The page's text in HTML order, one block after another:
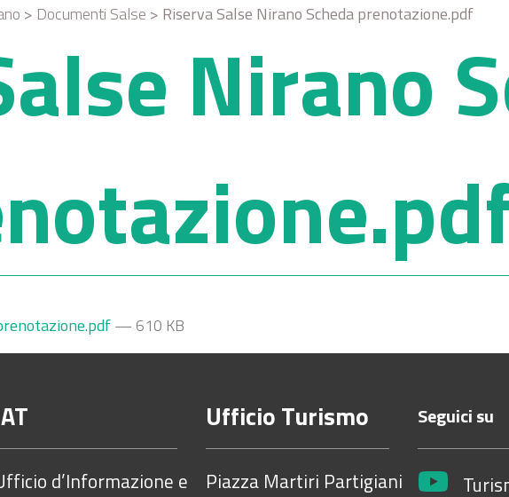
> Documenti Salse > Riserva Salse Nirano Scheda prenotazione.pdf
Nirano
— 610 KB
d’Informazione e
Ufficio Turismo
Piazza Martiri Partigiani
Seguici su